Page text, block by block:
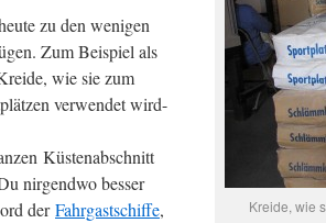
Kreide, wie
zu den wenigen
Zum Beispiel als
wie sie zum
verwendet wird-
Küstenabschnitt
nirgendwo besser
derFahrgastschiffe,